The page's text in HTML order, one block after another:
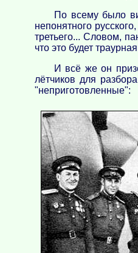
По всему было
непонятного
третьего... Словом,
что это будет
И всё же он
лётчиков для
"неприготовленные":